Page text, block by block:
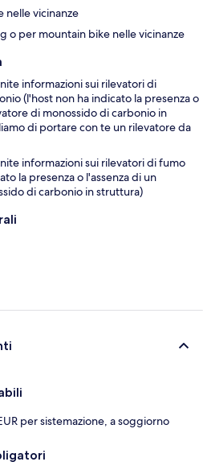
nelle vicinanze
o per mountain bike nelle vicinanze
informazioni sui rilevatori di
(l'host non ha indicato la presenza o
di monossido di carbonio in
di portare con te un rilevatore da
informazioni sui rilevatori di fumo
la presenza o l'assenza di un
di carbonio in struttura)
per sistemazione, a soggiorno